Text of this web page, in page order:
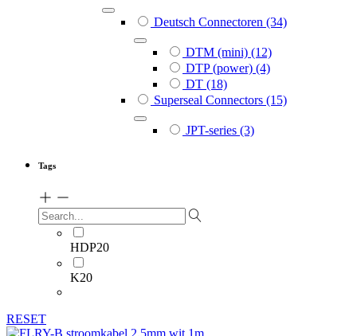
Deutsch Connectoren (34)
DTM (mini) (12)
DTP (power) (4)
DT (18)
Superseal Connectors (15)
JPT-series (3)
Tags
HDP20
K20
RESET